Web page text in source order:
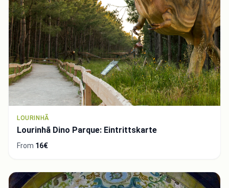
LOURINHÃ
Lourinhã Dino Parque: Eintrittskarte
From 16€